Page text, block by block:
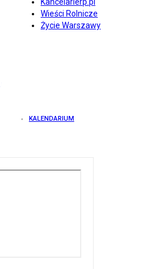
Wieści Rolnicze
Życie Warszawy
KALENDARIUM